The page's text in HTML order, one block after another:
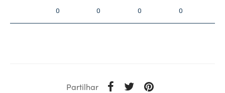
0 0 0 0
Partilhar